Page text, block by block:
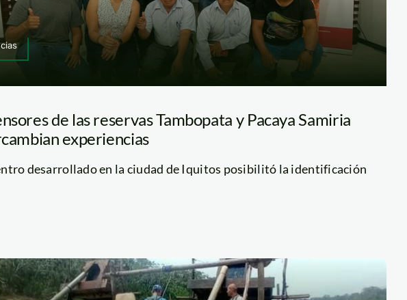
de las reservas Tambopata y Pacaya Samiria
experiencias
desarrollado en la ciudad de Iquitos posibilitó la identificación